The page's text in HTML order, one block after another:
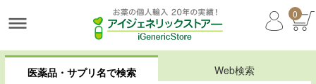
0
医薬品・サプリ名で検索 Web検索